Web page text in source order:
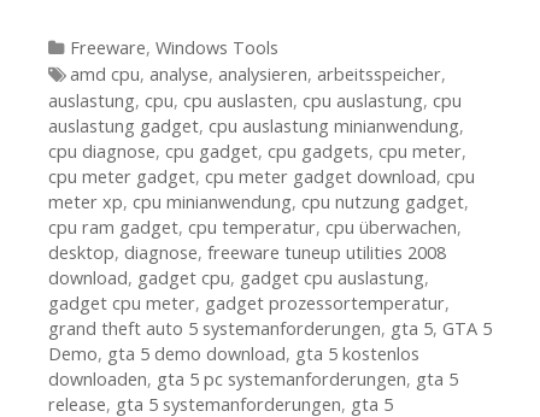
Kategorien
Freeware, Windows Tools
Tags
amd cpu, analyse, analysieren, arbeitsspeicher,
auslastung, cpu, cpu auslasten, cpu auslastung, cpu
auslastung gadget, cpu auslastung minianwendung,
cpu diagnose, cpu gadget, cpu gadgets, cpu meter,
cpu meter gadget, cpu meter gadget download, cpu
meter xp, cpu minianwendung, cpu nutzung gadget,
cpu ram gadget, cpu temperatur, cpu überwachen,
desktop, diagnose, freeware tuneup utilities 2008
download, gadget cpu, gadget cpu auslastung,
gadget cpu meter, gadget prozessortemperatur,
grand theft auto 5 systemanforderungen, gta 5, GTA 5
Demo, gta 5 demo download, gta 5 kostenlos
downloaden, gta 5 pc systemanforderungen, gta 5
release, gta 5 systemanforderungen, gta 5